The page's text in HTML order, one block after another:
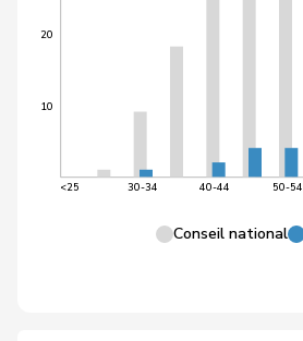
10
20
<25 30-34 40-44 50-54
Conseil national